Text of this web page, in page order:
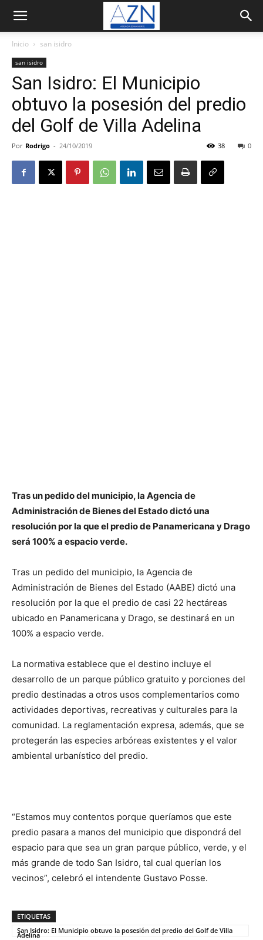
Inicio san isidro
san isidro
San Isidro: El Municipio
obtuvo la posesión del predio
del Golf de Villa Adelina
Por Rodrigo - 24/10/2019 0
38
Tras un pedido del municipio, la Agencia de
Administración de Bienes del Estado dictó una
resolución por la que el predio de Panamericana y Drago
será 100% a espacio verde.
Tras un pedido del municipio, la Agencia de
Administración de Bienes del Estado (AABE) dictó una
resolución por la que el predio de casi 22 hectáreas
ubicado en Panamericana y Drago, se destinará en un
100% a espacio verde.
La normativa establece que el destino incluye el
desarrollo de un parque público gratuito y porciones del
predio destinadas a otros usos complementarios como
actividades deportivas, recreativas y culturales para la
comunidad. La reglamentación expresa, además, que se
protegerán las especies arbóreas existentes y el valor
ambiental urbanístico del predio.
“Estamos muy contentos porque queríamos que este
predio pasara a manos del municipio que dispondrá del
espacio para que sea un gran parque público, verde, y el
más grande de todo San Isidro, tal cual querían los
vecinos”, celebró el intendente Gustavo Posse.
ETIQUETAS
San Isidro: El Municipio obtuvo la posesión del predio del Golf de Villa
Adelina